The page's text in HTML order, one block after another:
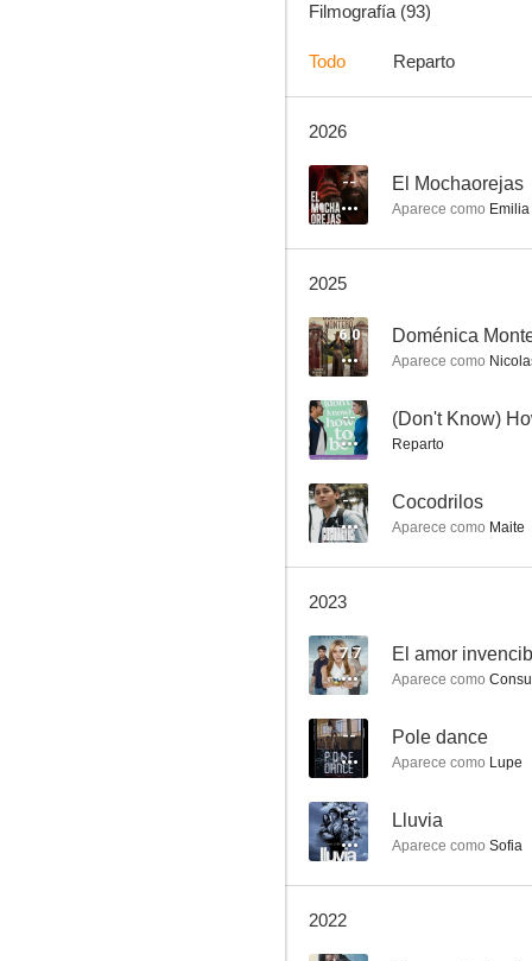
La niña en la piedra
Camelia la Texana
El color de la pasión
7.8
Filmografía (93)
Todo Reparto
2026
-- El Mochaorejas
Aparece como
2025
6.0 Doménica
Aparece como
-- (Don't Know)
Reparto
-- Cocodrilos
Aparece como Maite
2023
7.7 El amor
Aparece como
-- Pole dance
Aparece como Lupe
-- Lluvia
Aparece como Sofia
2022